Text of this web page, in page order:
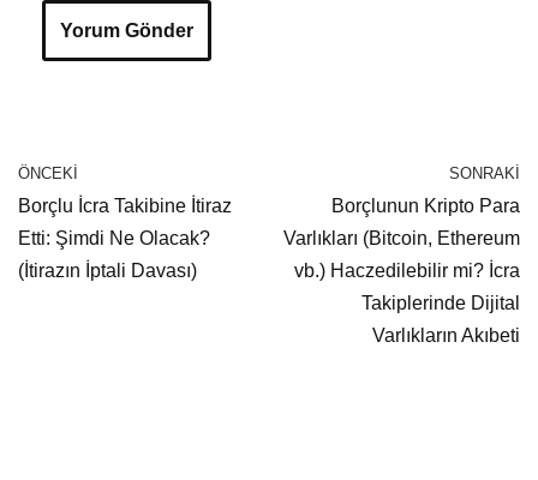
ÖNCEKI
Borçlu İcra Takibine İtiraz
Etti: Şimdi Ne Olacak?
(İtirazın İptali Davası)
SONRAKI
Borçlunun Kripto Para
Varlıkları (Bitcoin, Ethereum
vb.) Haczedilebilir mi? İcra
Takiplerinde Dijital
Varlıkların Akıbeti